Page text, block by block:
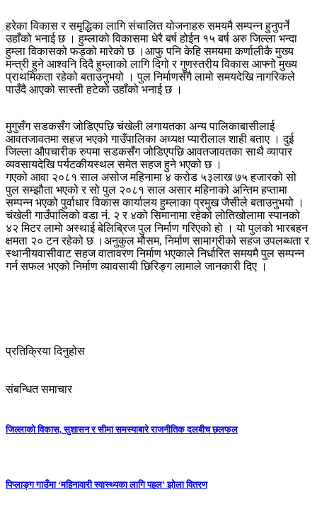
हरेका विकास र समृद्धिका लागि संचालित योजनाहरु समयमै सम्पन्न हुनुपर्ने
उहाँको भनाई छ । हुम्लाको विकासमा धेरै बर्ष होईन १५ बर्ष अरु जिल्ला भन्दा
हुम्ला विकासको फड्को मारेको छ ।आफु पनि केहि समयमा कर्णालीकै मुख्य
मन्त्री हुने आश्वनि दिदै हुम्लाको लागि दिगो र गुणस्तरीय विकास आफ्नो मुख्य
प्राथमिकता रहेको बताउनुभयो । पुल निर्माणसँगै लामो समयदेखि नागरिकले
पाउँदै आएको सास्ती हटेको उहाँको भनाई छ ।
मुगुसँग सडकसँग जोडिएपछि चंखेली लगायतका अन्य पालिकाबासीलाई
आवतजावतमा सहज भएको गाउँपालिका अध्यक्ष प्यारीलाल शाही बताए । दुई
जिल्ला औपचारीक रुपमा सडकसँग जोडिएपछि आवतजावतका साथै व्यापार
व्यवसायदेखि पर्यटकीयस्थल समेत सहज हुने भएको छ ।
गएको आवा २०८१ साल असोज महिनामा ४ करोड ५३लाख ७५ हजारको सो
पुल सम्झौता भएको र सो पुल २०८१ साल असार महिनाको अन्तिम हप्तामा
सम्पन्न भएको पुर्वाधार विकास कार्यालय हुम्लाका प्रमुख जैसीले बताउनुभयो ।
चंखेली गाउँपालिको वडा नंं. २ र ४को सिमानामा रहेको लोतिखोलामा स्पानको
४२ मिटर लामो अस्थाई बेलिब्रिज पुल निर्माण गरिएको हो । यो पुलको भारबहन
क्षमता २० टन रहेको छ ।अनुकुल मौसम, निर्माण सामाग्रीको सहज उपलब्धता र
स्थानीयवासीवाट सहज वातावरण निर्माण भएकाले निर्धारित समयमै पुल सम्पन्न
गर्न सफल भएको निर्माण व्यावसायी छिरिङ्ग लामाले जानकारी दिए ।
प्रतिक्रिया दिनुहोस
संबन्धित समाचार
जिल्लाको विकास, सुशासन र सीमा समस्याबारे राजनीतिक दलबीच छलफल
पिप्लाङ्ग गाउँमा ‘महिनावारी स्वास्थ्यका लागि पहल’ झोला वितरण